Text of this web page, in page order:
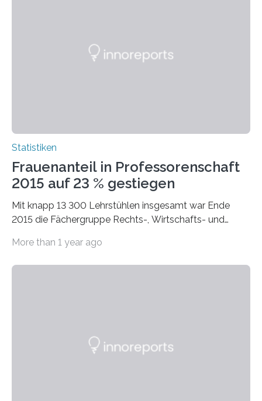
Statistiken
Frauenanteil in Professorenschaft
2015 auf 23 % gestiegen
Mit knapp 13 300 Lehrstühlen insgesamt war Ende
2015 die Fächergruppe Rechts-, Wirtschafts- und
bei…
More than 1 year ago